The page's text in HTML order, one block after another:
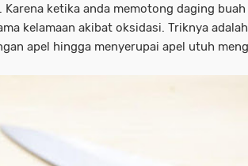
Karena ketika anda memotong daging
kelamaan akibat oksidasi. Triknya
apel hingga menyerupai apel utuh